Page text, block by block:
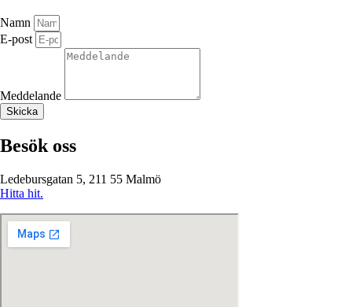
Namn
E-post
Meddelande
Skicka
Besök oss
Ledebursgatan 5, 211 55 Malmö
Hitta hit.